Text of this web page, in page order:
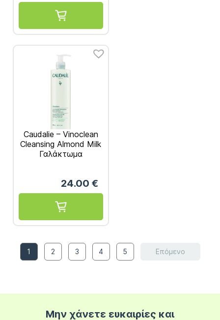
Caudalie – Vinoclean
Cleansing Almond Milk
Γαλάκτωμα
24.00 €
1 2 3 4 5 Επόμενο
Μην χάνετε ευκαιρίες και